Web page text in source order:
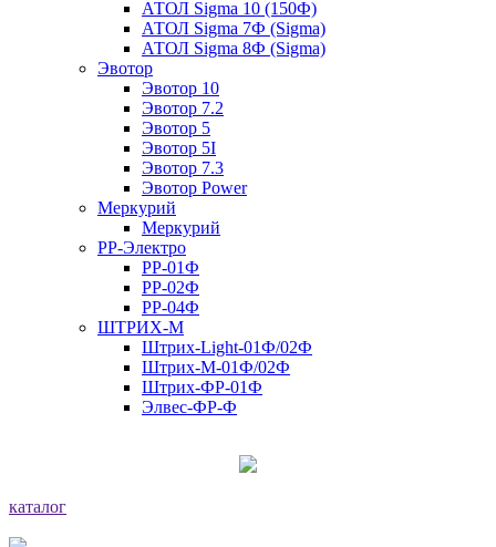
АТОЛ Sigma 10 (150Ф)
АТОЛ Sigma 7Ф (Sigma)
АТОЛ Sigma 8Ф (Sigma)
Эвотор
Эвотор 10
Эвотор 7.2
Эвотор 5
Эвотор 5I
Эвотор 7.3
Эвотор Power
Меркурий
Меркурий
РР-Электро
РР-01Ф
РР-02Ф
РР-04Ф
ШТРИХ-М
Штрих-Light-01Ф/02Ф
Штрих-М-01Ф/02Ф
Штрих-ФР-01Ф
Элвес-ФР-Ф
каталог